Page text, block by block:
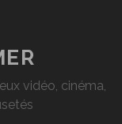
vidéo, cinéma,